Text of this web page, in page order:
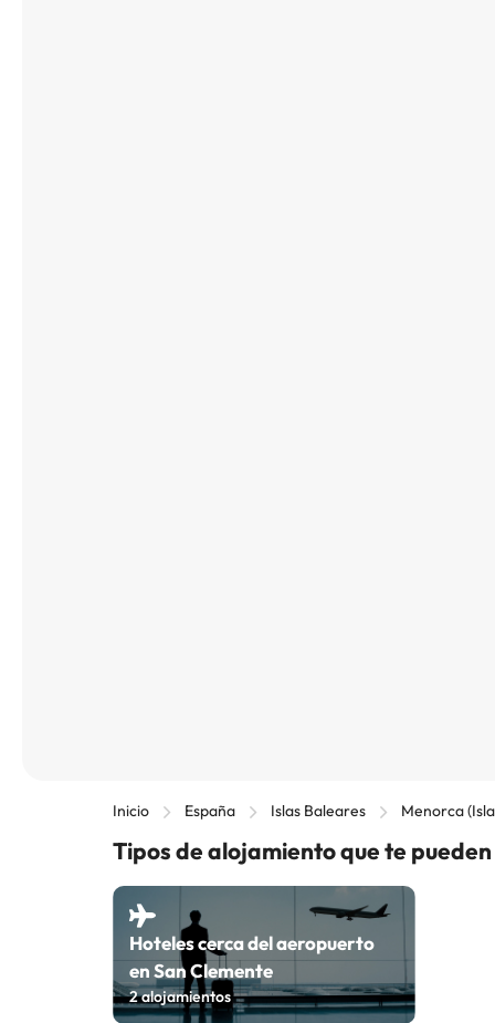
Inicio España Islas Baleares Menorca
Tipos de alojamiento que te
Hoteles cerca del aeropuerto
en San Clemente
2alojamientos